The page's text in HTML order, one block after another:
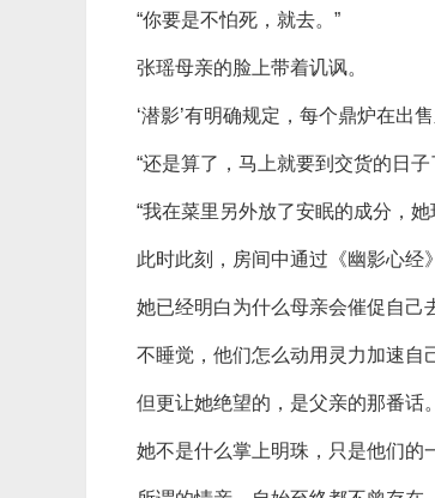
“你要是不怕死，就去。”
张瑶母亲的脸上带着讥讽。
‘潜影’有明确规定，每个鼎炉在出
“还是算了，马上就要到交货的日
“我在菜里另外放了安眠的成分，
此时此刻，房间中通过《幽影心经
她已经明白为什么母亲会催促自己
不睡觉，他们怎么动用灵力加速自
但更让她绝望的，是父亲的那番话。
她不是什么掌上明珠，只是他们的